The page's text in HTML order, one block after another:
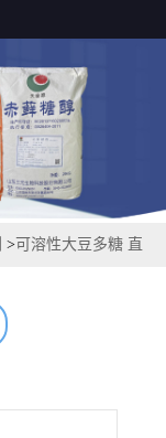
> 可溶性大豆多糖 直